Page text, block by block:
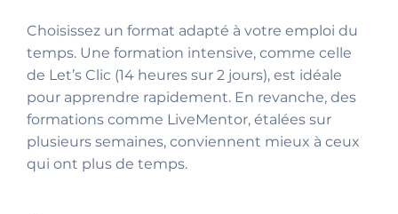
Choisissez un format adapté à votre emploi du
temps. Une formation intensive, comme celle
de Let’s Clic (14 heures sur 2 jours), est idéale
pour apprendre rapidement. En revanche, des
formations comme LiveMentor, étalées sur
plusieurs semaines, conviennent mieux à ceux
qui ont plus de temps.